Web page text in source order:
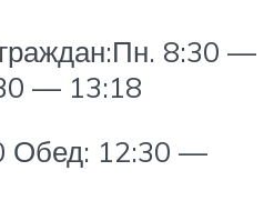
8:30 —
— 13:18
Обед: 12:30 —